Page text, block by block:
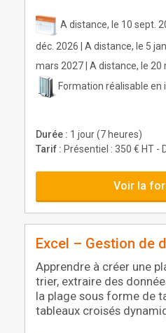
A distance, le 10 sept.
déc. 2026 | A distance, le 5
mars 2027 | A distance, le 20
Formation réalisable en
Durée : 1 jour (7 heures)
Tarif : Présentiel : 350 € HT -
Voir la
Excel – Gestion de
Apprendre à créer une
trier, extraire des
la plage sous forme de
tableaux croisés